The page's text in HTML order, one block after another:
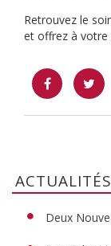
Retrouvez le
et offrez à votre
ACTUALITÉS
Deux